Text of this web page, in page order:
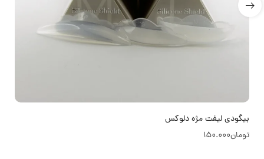
بیگودی لیفت مژه دلوکس
تومان150.000